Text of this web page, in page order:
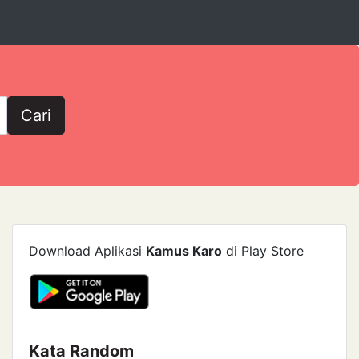
Cari
Download Aplikasi Kamus Karo di Play Store
Kata Random